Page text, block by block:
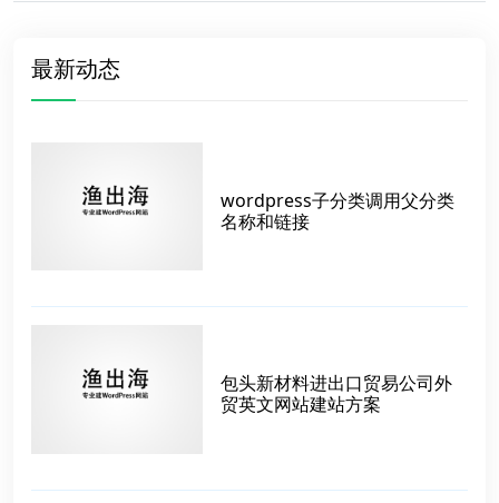
最新动态
wordpress子分类调用父分类
名称和链接
包头新材料进出口贸易公司外
贸英文网站建站方案